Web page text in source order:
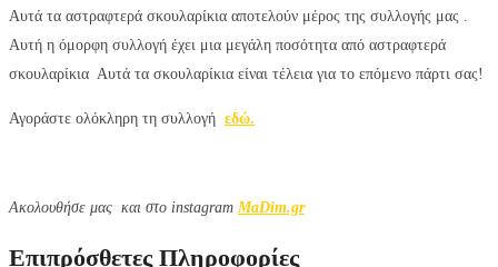
Αυτά τα αστραφτερά σκουλαρίκια αποτελούν μέρος της συλλογής μας .
Αυτή η όμορφη συλλογή έχει μια μεγάλη ποσότητα από αστραφτερά
σκουλαρίκια Αυτά τα σκουλαρίκια είναι τέλεια για το επόμενο πάρτι σας!
Αγοράστε ολόκληρη τη συλλογή εδώ.
Aκολουθήσε μας και στο instagram MaDim.gr
Επιπρόσθετες Πληροφορίες